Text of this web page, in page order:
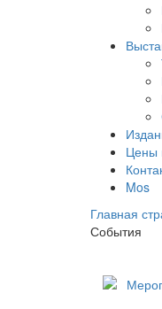
Цены
Mos
Главная
События